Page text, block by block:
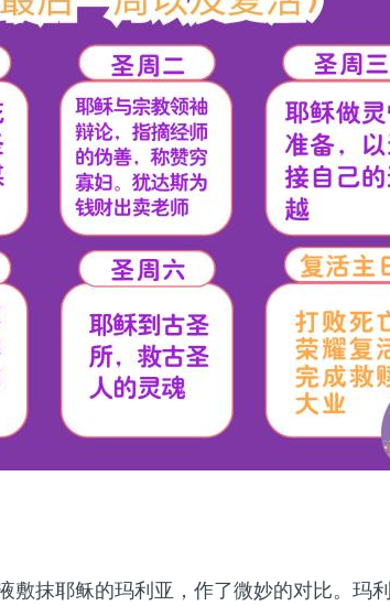
敷抹耶稣的玛利亚，作了微妙的对比。玛